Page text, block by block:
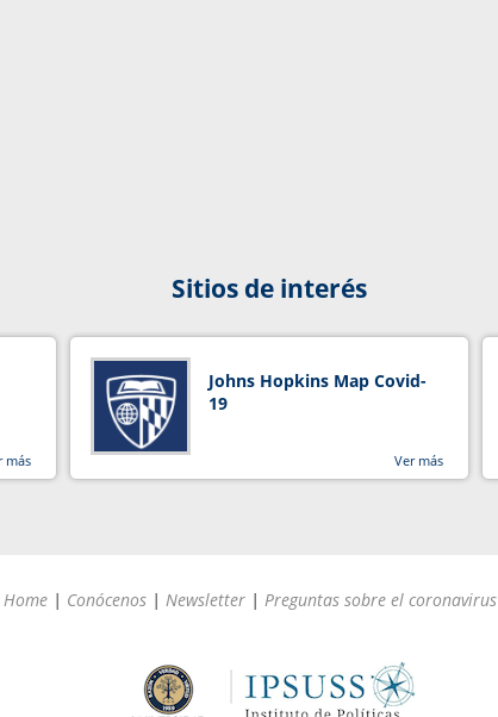
Sitios de interés
más
Johns Hopkins Map Covid-
19
Ver más
Home | Conócenos | Newsletter | Preguntas sobre el coronavirus